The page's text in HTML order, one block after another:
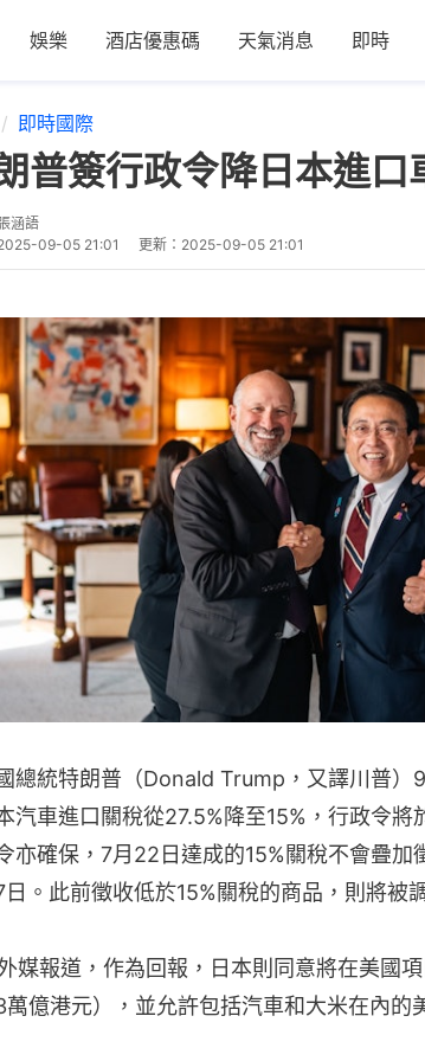
娛樂 酒店優惠碼 天氣消息 即時
即時國際
普簽行政令降日本進
涵語
09-05 21:01 更新： 2025-09-05 21:01
總統特朗普（Donald Trump，又譯川普）
汽車進口關稅從27.5%降至15%，行政令
亦確保，7月22日達成的15%關稅不會疊加
日。此前徵收低於15%關稅的商品，則將被
媒報道，作為回報，日本則同意將在美國
萬億港元），並允許包括汽車和大米在內的